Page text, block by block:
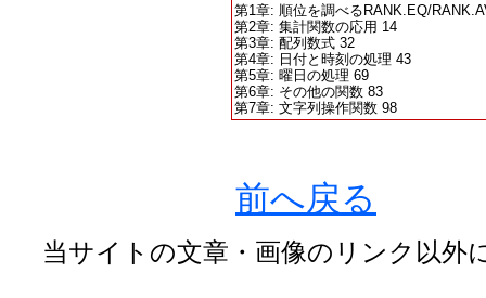
第1章: 順位を調べるRANK.EQ/
第2章: 集計関数の応用 14
第3章: 配列数式 32
第4章: 日付と時刻の処理 43
第5章: 曜日の処理 69
第6章: その他の関数 83
第7章: 文字列操作関数 98
前へ戻る
当サイトの文章・画像のリンク以外